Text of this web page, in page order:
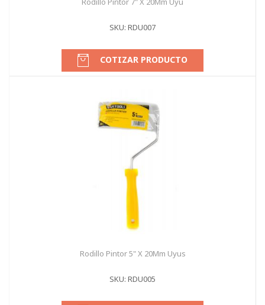
SKU: RDU007
COTIZAR PRODUCTO
Rodillo Pintor 5" X 20Mm Uyus
SKU: RDU005